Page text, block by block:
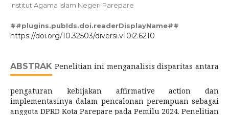
Institut Agama Islam Negeri Parepare
##plugins.pubIds.doi.readerDisplayName##
https://doi.org/10.32503/diversi.v10i2.6210
ABSTRAK Penelitian ini menganalisis disparitas antara
pengaturan kebijakan affirmative action dan
implementasinya dalam pencalonan perempuan sebagai
anggota DPRD Kota Parepare pada Pemilu 2024. Penelitian